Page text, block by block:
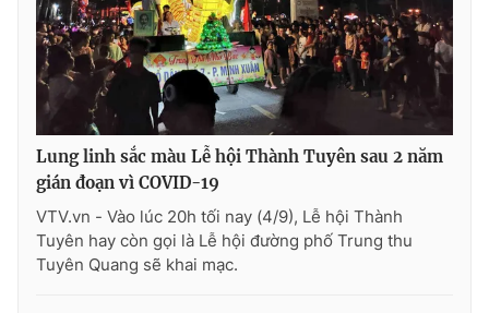
® Cấm sao chép dưới mọi hình thức nếu không có sự chấp
thuận bằng văn bản. Ghi rõ nguồn VTV.vn khi phát hành lại
thông tin từ website này.
Lung linh sắc màu Lễ hội Thành Tuyên sau 2 năm
gián đoạn vì COVID-19
VTV.vn - Vào lúc 20h tối nay (4/9), Lễ hội Thành
Tuyên hay còn gọi là Lễ hội đường phố Trung thu
Tuyên Quang sẽ khai mạc.